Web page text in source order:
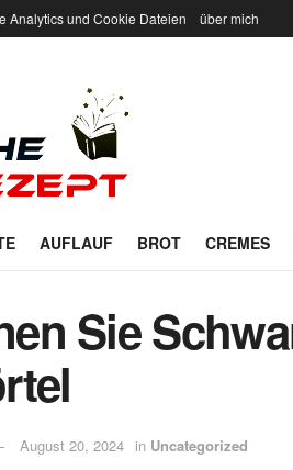
Analytics und Cookie Dateien über mich
AUFLAUF BROT CREMES
Sie
August 20, 2024 in Uncategorized